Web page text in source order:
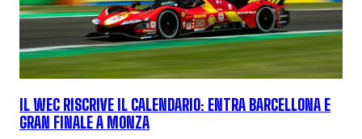
IL WEC RISCRIVE IL CALENDARIO: ENTRA BARCELLONA E
GRAN FINALE A MONZA